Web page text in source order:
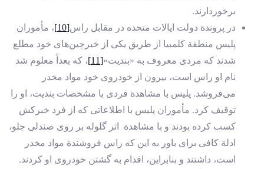
برخوردارند.
در پروندة دولت ایالات متحده در مقابل راس[10]
، مأموران
پلیس منطقة کلمبیا از طریق یکی از خبرچین‌های خود مطلع
شدند که مردی معروف به «بندیت»[11]
، که بعداً معلوم شد
نام او راس است، بیرون از خودروی خود مواد مخدر
می‌فروشد. پلیس با مشاهدة فردی با مشخصات بندیت، او را
توقیف کرد. مأموران پلیس با اطلاعاتی که از فرد خبرکش
کسب کرده بودند و با مشاهدة اثر گلوله‌ بر روی صندلی جلو،
ادلة کافی برای باور به این که راس فروشندة مواد مخدر
است، داشتند و بنابراین، اقدام به گشتن خودروی او کردند.